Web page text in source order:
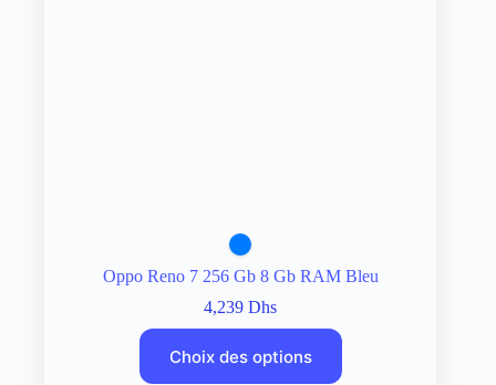
Oppo Reno 7 256 Gb 8 Gb RAM Bleu
4,239Dhs
Choix des options